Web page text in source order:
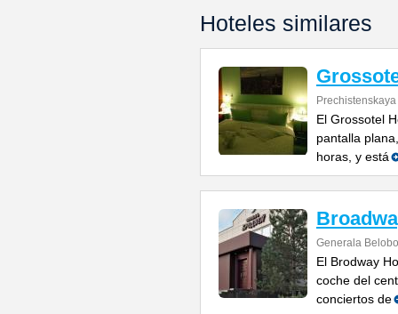
Hoteles similares
El Grossotel
pantalla
horas, y está
Generala
El Brodway
coche del
conciertos de